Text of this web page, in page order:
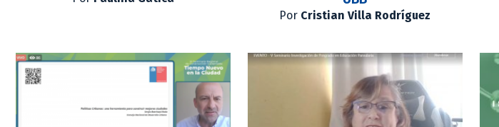
Por Cristian Villa Rodríguez